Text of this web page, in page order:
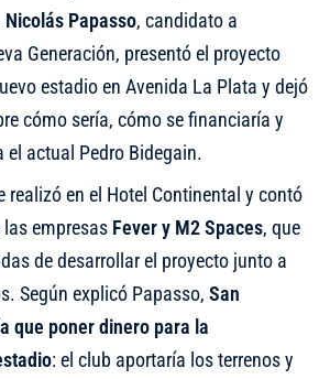
Nicolás Papasso, candidato a
Generación, presentó el proyecto
estadio en Avenida La Plata y dejó
cómo sería, cómo se financiaría y
el actual Pedro Bidegain.
realizó en el Hotel Continental y contó
empresas Fever y M2 Spaces, que
de desarrollar el proyecto junto a
Según explicó Papasso, San
que poner dinero para la
: el club aportaría los terrenos y